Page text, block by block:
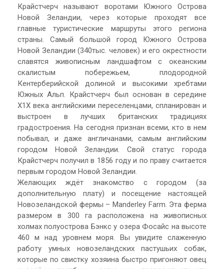
Крайстчерч называют воротами Южного Острова
Новой Зеландии, через которые проходят все
главные туристические маршруты этого региона
страны. Самый большой город Южного Острова
Новой Зеландии (340тыс. человек) и его окрестности
славятся живописным ландшафтом с океанским
скалистым побережьем, плодородной
Кентерберийской долиной и высокими хребтами
Южных Альп. Крайстчерч был основан в середине
Х1Х века английскими переселенцами, спланирован и
выстроен в лучших британских традициях
градостроения. На сегодня признан всеми, кто в нем
побывал, и даже англичанами, самым английским
городом Новой Зеландии. Свой статус города
Крайстчерч получил в 1856 году и по праву считается
первым городом Новой Зеландии.
Желающих ждёт знакомство c городом (за
дополнительную плату) и посещение настоящей
Новозеландской фермы – Manderley Farm. Эта ферма
размером в 300 га расположена на живописных
холмах полуострова Бэнкс у озера Фосайс на высоте
460 м над уровнем моря. Вы увидите слаженную
работу умных новозеландских пастушьих собак,
которые по свистку хозяина быстро пригоняют овец